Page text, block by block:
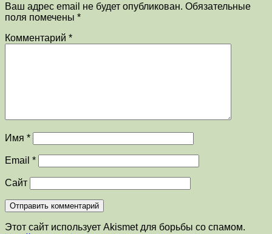
Ваш адрес email не будет опубликован. Обязательные
поля помечены *
Комментарий *
Имя *
Email *
Сайт
Этот сайт использует Akismet для борьбы со спамом.